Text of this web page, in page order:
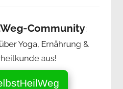
Community:
Yoga, Ernährung &
aus!